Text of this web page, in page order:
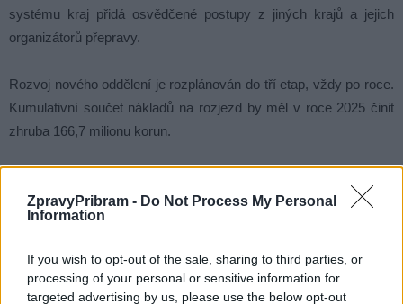
ZpravyPribram - Do Not Process My Personal
Information
If you wish to opt-out of the sale, sharing to third parties, or
processing of your personal or sensitive information for
targeted advertising by us, please use the below opt-out
systému kraj přidá osvědčené postupy z jiných krajů a jejich
organizátorů přepravy.
Rozvoj nového oddělení je rozplánován do tří etap, vždy po roce.
Kumulativní součet nákladů na rozjezd by měl v roce 2025 činit
zhruba 166,7 milionu korun.
Komentáře